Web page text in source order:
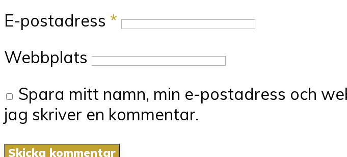
E-postadress *
Webbplats
Spara mitt namn, min e-postadress och
jag skriver en kommentar.